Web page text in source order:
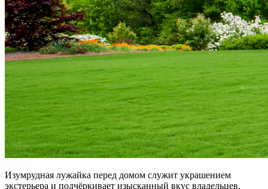
Изумрудная лужайка перед домом служит украшением
экстерьера и подчёркивает изысканный вкус владельцев.